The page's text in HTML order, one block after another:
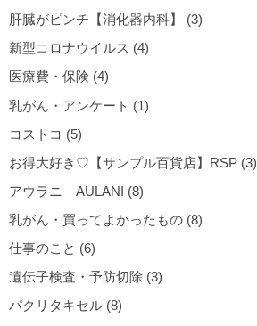
肝臓がピンチ【消化器内科】 (3)
新型コロナウイルス (4)
医療費・保険 (4)
乳がん・アンケート (1)
コストコ (5)
お得大好き♡【サンプル百貨店】RSP (3)
アウラニ AULANI (8)
乳がん・買ってよかったもの (8)
仕事のこと (6)
遺伝子検査・予防切除 (3)
パクリタキセル (8)